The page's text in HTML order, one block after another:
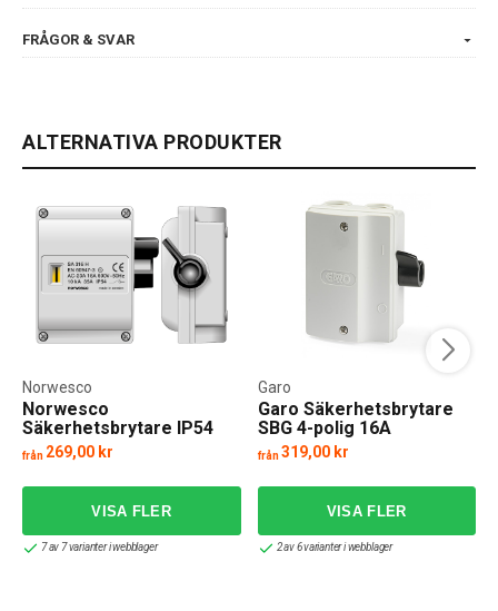
FRÅGOR & SVAR
ALTERNATIVA PRODUKTER
Norwesco
Säkerhetsbrytare IP54
16A-25A
Norwesco
från 269,00 kr
7 av 7 varianter i webblager
Garo Säkerhetsbrytare
SBG 4-polig 16A
Garo
från 319,00 kr
2 av 6 varianter i webblager